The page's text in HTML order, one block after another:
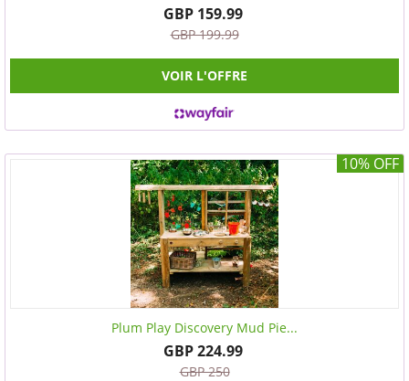
GBP 159.99
GBP 199.99
VOIR L'OFFRE
10% OFF
Plum Play Discovery Mud Pie...
GBP 224.99
GBP 250